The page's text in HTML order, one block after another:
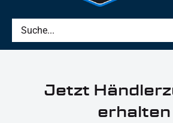
Jetzt
erhalten